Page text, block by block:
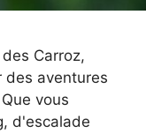
Carroz,
aventures
vous
d'escalade